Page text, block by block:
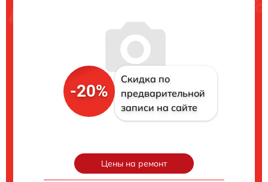
-20%
Скидка по
предварительной
записи на сайте
Цены на ремонт